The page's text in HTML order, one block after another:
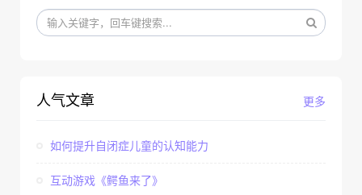
更多
人气文章
如何提升自闭症儿童的认知能力
互动游戏《鳄鱼来了》